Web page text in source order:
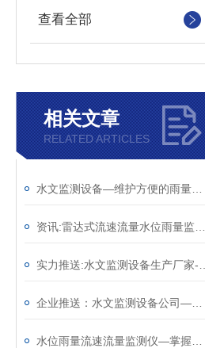
查看全部
相关文章
RELATED ARTICLES